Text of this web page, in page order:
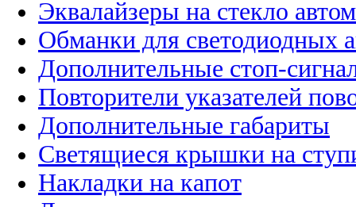
Эквалайзеры на стекло
Обманки для светодиодных
Дополнительные стоп-
Повторители указателей
Дополнительные габариты
Светящиеся крышки на
Накладки на капот